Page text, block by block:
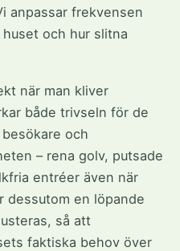
anpassar frekvensen
och hur slitna
när man kliver
både trivseln för de
och
– rena golv, putsade
entréer även när
dessutom en löpande
så att
faktiska behov över